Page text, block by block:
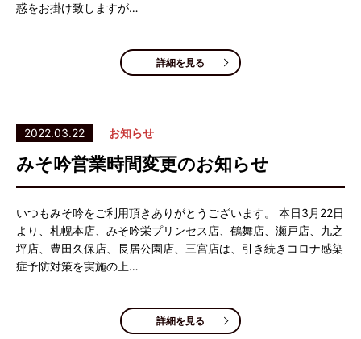
惑をお掛け致しますが…
詳細を見る
2022.03.22 お知らせ
みそ吟営業時間変更のお知らせ
いつもみそ吟をご利用頂きありがとうございます。 本日3月22日
より、札幌本店、みそ吟栄プリンセス店、鶴舞店、瀬戸店、九之
坪店、豊田久保店、長居公園店、三宮店は、引き続きコロナ感染
症予防対策を実施の上…
詳細を見る